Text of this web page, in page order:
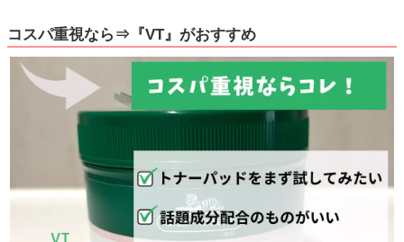
コスパ重視なら⇒『VT』がおすすめ